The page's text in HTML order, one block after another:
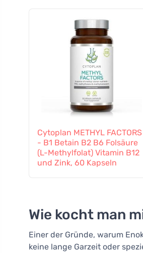
Cytoplan METHYL FACTORS
- B1 Betain B2 B6 Folsäure
(L-Methylfolat) Vitamin B12
und Zink, 60 Kapseln
Wie kocht man
Einer der Gründe, warum
keine lange Garzeit oder